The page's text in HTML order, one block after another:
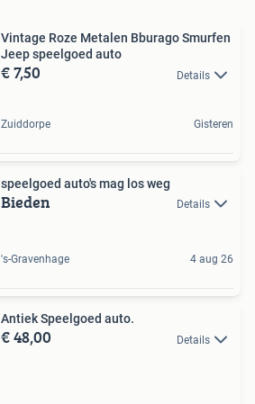
Vintage Roze Metalen Bburago Smurfen
Jeep speelgoed auto
€ 7,50 Details
Zuiddorpe Gisteren
speelgoed auto's mag los weg
Bieden Details
's-Gravenhage 4 aug 26
Antiek Speelgoed auto.
€ 48,00 Details